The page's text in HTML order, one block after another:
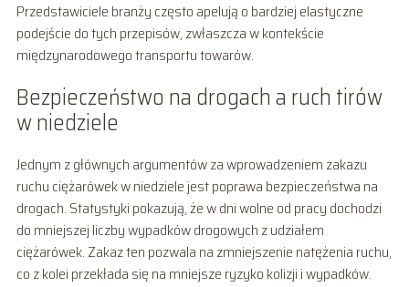
Przedstawiciele branży często apelują o bardziej elastyczne
podejście do tych przepisów, zwłaszcza w kontekście
międzynarodowego transportu towarów.
Bezpieczeństwo na drogach a ruch tirów
w niedziele
Jednym z głównych argumentów za wprowadzeniem zakazu
ruchu ciężarówek w niedziele jest poprawa bezpieczeństwa na
drogach. Statystyki pokazują, że w dni wolne od pracy dochodzi
do mniejszej liczby wypadków drogowych z udziałem
ciężarówek. Zakaz ten pozwala na zmniejszenie natężenia ruchu,
co z kolei przekłada się na mniejsze ryzyko kolizji i wypadków.